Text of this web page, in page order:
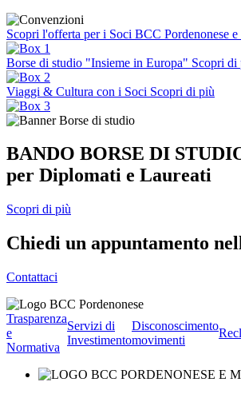
Scopri l'offerta per i Soci BCC Pordenonese
Borse di studio "Insieme in Europa" Scopri di
Viaggi & Cultura con i Soci Scopri di più
BANDO BORSE DI
per Diplomati e Laureati
Scopri di più
Chiedi un appuntamento
Contattaci
Trasparenza
e
Normativa
Servizi di
Investimento
Disconoscimento
movimenti